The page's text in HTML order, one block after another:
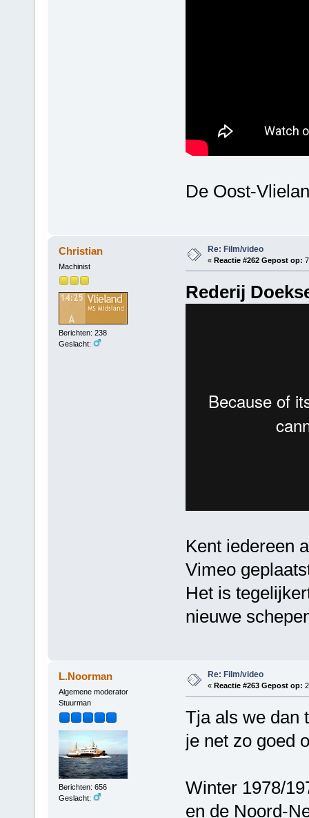
De Oost-
Christian
Machinist
Berichten: 238
Geslacht:
Re: Film/video
« Reactie #262 Gepost op:
Rederij
Kent iedereen
Vimeo
Het is
nieuwe
L.Noorman
Algemene moderator
Stuurman
Berichten: 656
Geslacht:
Re: Film/video
« Reactie #263 Gepost op:
Tja als we dan
je net zo goed
Winter 1978/
en de Noord-